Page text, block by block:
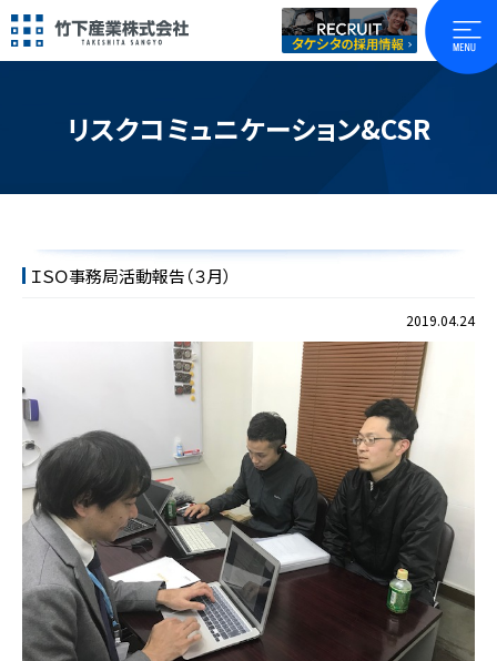
リスクコミュニケーション&CSR
ＩＳＯ事務局活動報告（３月）
2019.04.24